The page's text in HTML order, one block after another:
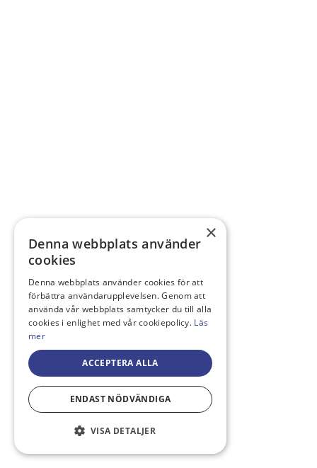
×
Denna webbplats använder
cookies
Denna webbplats använder cookies för att
förbättra användarupplevelsen. Genom att
använda vår webbplats samtycker du till alla
cookies i enlighet med vår cookiepolicy. Läs
mer
ACCEPTERA ALLA
ENDAST NÖDVÄNDIGA
VISA DETALJER